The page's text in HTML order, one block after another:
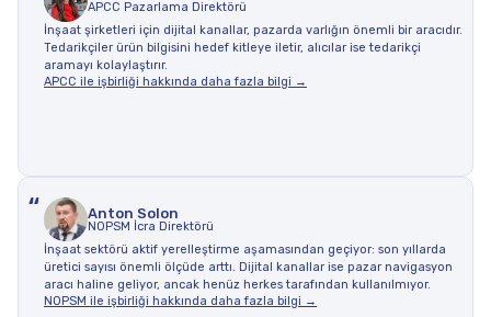
APCC Pazarlama Direktörü
İnşaat şirketleri için dijital kanallar, pazarda varlığın önemli bir aracıdır.
Tedarikçiler ürün bilgisini hedef kitleye iletir, alıcılar ise tedarikçi
aramayı kolaylaştırır.
APCC ile işbirliği hakkında daha fazla bilgi →
“ Anton Solon
NOPSM İcra Direktörü
İnşaat sektörü aktif yerelleştirme aşamasından geçiyor: son yıllarda
üretici sayısı önemli ölçüde arttı. Dijital kanallar ise pazar navigasyon
aracı haline geliyor, ancak henüz herkes tarafından kullanılmıyor.
NOPSM ile işbirliği hakkında daha fazla bilgi →